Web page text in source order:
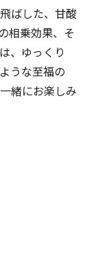
ばした、甘酸
相乗効果、そ
、ゆっくり
うな至福の
緒にお楽しみ